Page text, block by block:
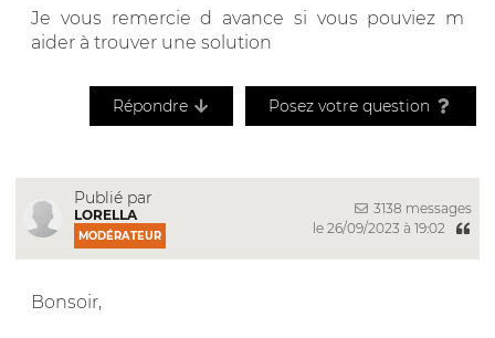
Je vous remercie d avance si vous pouviez m
aider à trouver une solution
Répondre Posez votre question
Publié par
LORELLA
MODÉRATEUR
3138 messages
le 26/09/2023 à 19:02
Bonsoir,